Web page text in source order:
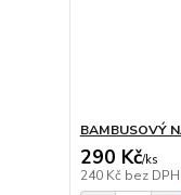
BAMBUSOVÝ
290 Kč/ks
240 Kč bez DPH